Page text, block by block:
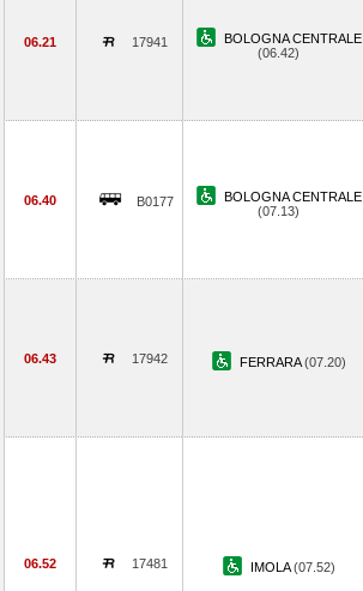
06.21 17941
BOLOGNA CENTRALE
(06.42)
06.40 B0177
BOLOGNA CENTRALE
(07.13)
06.43 17942 FERRARA(07.20)
06.52 17481 IMOLA(07.52)